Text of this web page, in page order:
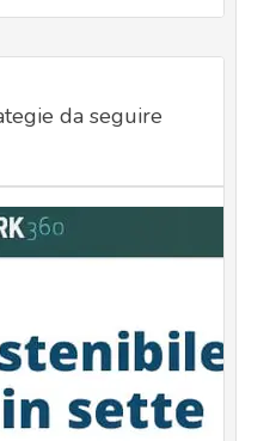
da seguire